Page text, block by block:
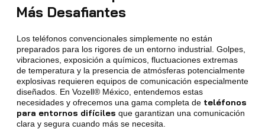
Más Desafiantes
Los teléfonos convencionales simplemente no están
preparados para los rigores de un entorno industrial. Golpes,
vibraciones, exposición a químicos, fluctuaciones extremas
de temperatura y la presencia de atmósferas potencialmente
explosivas requieren equipos de comunicación especialmente
diseñados. En Vozell® México, entendemos estas
necesidades y ofrecemos una gama completa de teléfonos
para entornos difíciles que garantizan una comunicación
clara y segura cuando más se necesita.